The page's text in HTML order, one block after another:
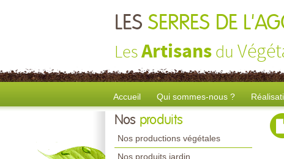
LES SERRES DE
LesArtisans du
Accueil Qui sommes-nous ?
Nos produits
Nos productions végétales
Nos produits jardin